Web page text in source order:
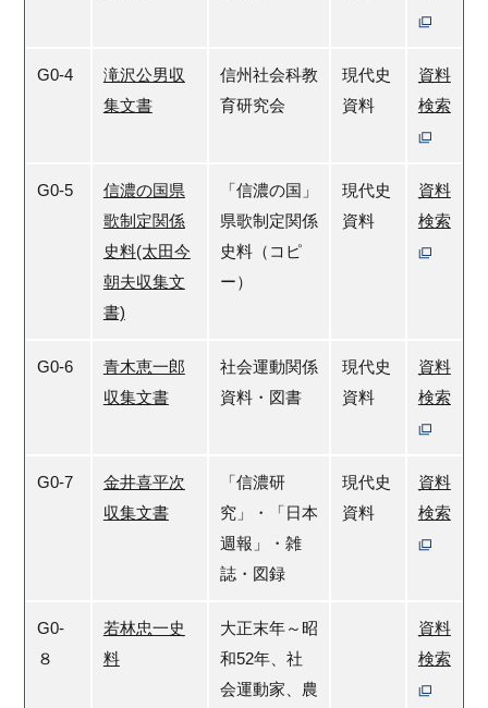
G0-4
滝沢公男収
集文書
信州社会科教
育研究会
現代史
資料
資料
検索
G0-5
信濃の国県
歌制定関係
史料(太田今
朝夫収集文
書)
「信濃の国」
県歌制定関係
史料（コピ
ー）
現代史
資料
資料
検索
G0-6
青木恵一郎
収集文書
社会運動関係
資料・図書
現代史
資料
資料
検索
G0-7
金井喜平次
収集文書
「信濃研
究」・「日本
週報」・雑
誌・図録
現代史
資料
資料
検索
G0-
８
若林忠一史
料
大正末年～昭
和52年、社
会運動家、農
資料
検索